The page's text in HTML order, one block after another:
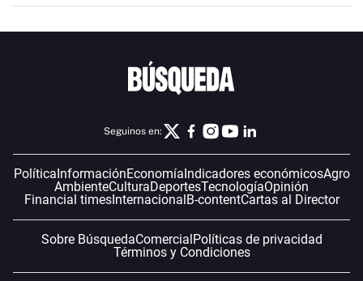
Seguinos en:
PolíticaInformaciónEconomíaIndicadores económicosAgro
AmbienteCulturaDeportesTecnologíaOpinión
Financial timesInternacionalB-contentCartas al Director
Sobre BúsquedaComercialPolíticas de privacidad
Términos y Condiciones